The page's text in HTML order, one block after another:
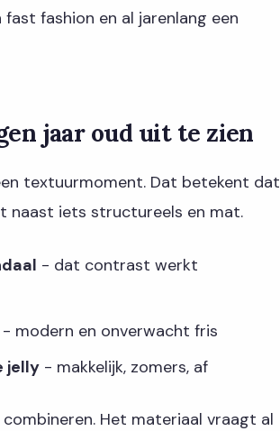
fashion en al jarenlang een
jaar oud uit te zien
textuurmoment. Dat betekent dat
naast iets structureels en mat.
- dat contrast werkt
- modern en onverwacht fris
jelly- makkelijk, zomers, af
Het materiaal vraagt al